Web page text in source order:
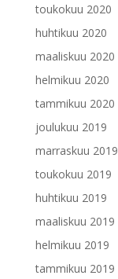
toukokuu 2020
huhtikuu 2020
maaliskuu 2020
helmikuu 2020
tammikuu 2020
joulukuu 2019
marraskuu 2019
toukokuu 2019
huhtikuu 2019
maaliskuu 2019
helmikuu 2019
tammikuu 2019